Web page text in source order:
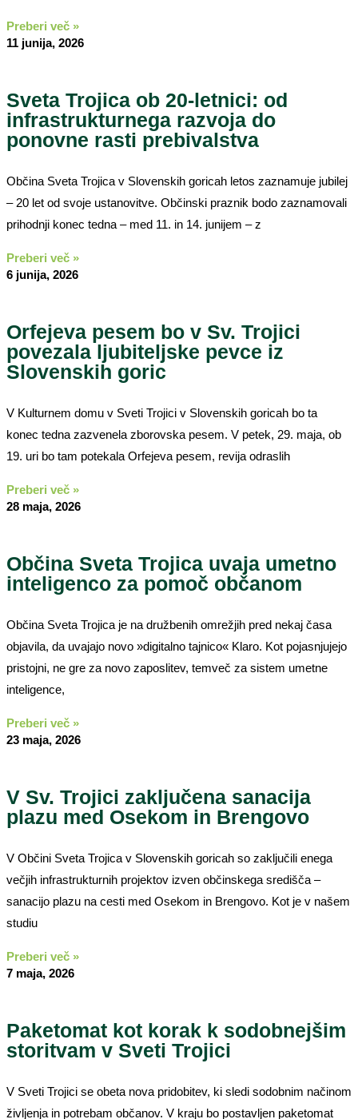
Preberi več »
11 junija, 2026
Sveta Trojica ob 20-letnici: od
infrastrukturnega razvoja do
ponovne rasti prebivalstva
Občina Sveta Trojica v Slovenskih goricah letos zaznamuje jubilej
– 20 let od svoje ustanovitve. Občinski praznik bodo zaznamovali
prihodnji konec tedna – med 11. in 14. junijem – z
Preberi več »
6 junija, 2026
Orfejeva pesem bo v Sv. Trojici
povezala ljubiteljske pevce iz
Slovenskih goric
V Kulturnem domu v Sveti Trojici v Slovenskih goricah bo ta
konec tedna zazvenela zborovska pesem. V petek, 29. maja, ob
19. uri bo tam potekala Orfejeva pesem, revija odraslih
Preberi več »
28 maja, 2026
Občina Sveta Trojica uvaja umetno
inteligenco za pomoč občanom
Občina Sveta Trojica je na družbenih omrežjih pred nekaj časa
objavila, da uvajajo novo »digitalno tajnico« Klaro. Kot pojasnjujejo
pristojni, ne gre za novo zaposlitev, temveč za sistem umetne
inteligence,
Preberi več »
23 maja, 2026
V Sv. Trojici zaključena sanacija
plazu med Osekom in Brengovo
V Občini Sveta Trojica v Slovenskih goricah so zaključili enega
večjih infrastrukturnih projektov izven občinskega središča –
sanacijo plazu na cesti med Osekom in Brengovo. Kot je v našem
studiu
Preberi več »
7 maja, 2026
Paketomat kot korak k sodobnejšim
storitvam v Sveti Trojici
V Sveti Trojici se obeta nova pridobitev, ki sledi sodobnim načinom
življenja in potrebam občanov. V kraju bo postavljen paketomat